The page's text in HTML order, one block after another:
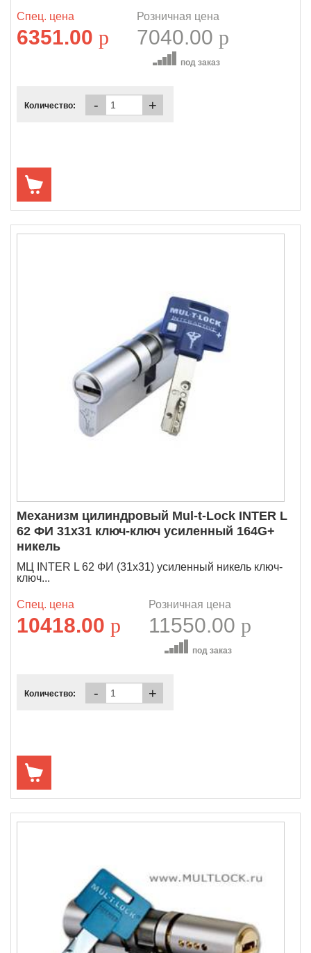
Спец. цена
6351.00 p
Розничная цена
7040.00 p
под заказ
Количество: - +
Механизм цилиндровый Mul-t-Lock INTER L
62 ФИ 31х31 ключ-ключ усиленный 164G+
никель
МЦ INTER L 62 ФИ (31х31) усиленный никель ключ-
ключ...
Спец. цена
10418.00 p
Розничная цена
11550.00 p
под заказ
Количество: - +